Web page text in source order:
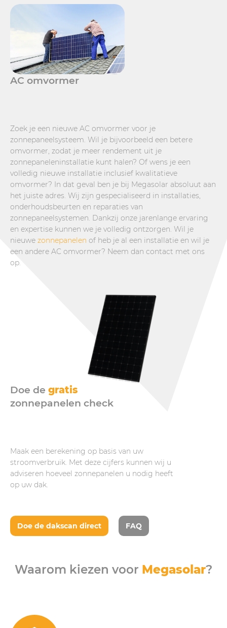
AC omvormer
Zoek je een nieuwe AC omvormer voor je
zonnepaneelsysteem. Wil je bijvoorbeeld een betere
omvormer, zodat je meer rendement uit je
zonnepaneleninstallatie kunt halen? Of wens je een
volledig nieuwe installatie inclusief kwalitatieve
omvormer? In dat geval ben je bij Megasolar absoluut aan
het juiste adres. Wij zijn gespecialiseerd in installaties,
onderhoudsbeurten en reparaties van
zonnepaneelsystemen. Dankzij onze jarenlange ervaring
en expertise kunnen we je volledig ontzorgen. Wil je
nieuwe zonnepanelen of heb je al een installatie en wil je
een andere AC omvormer? Neem dan contact met ons
op.
Doe de gratis
zonnepanelen check
Maak een berekening op basis van uw
stroomverbruik. Met deze cijfers kunnen wij u
adviseren hoeveel zonnepanelen u nodig heeft
op uw dak.
Doe de dakscan direct FAQ
Waarom kiezen voor Megasolar?